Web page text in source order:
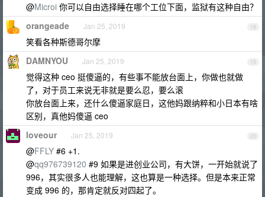
@Microi 你可以自由选择睡在哪个工位下面，监狱有这种自由？
18
orangeade Jan 25, 2019
笑看各种斯德哥尔摩
19
DAMNYOU Jan 25, 2019
觉得这种 ceo 挺傻逼的，有些事不能放台面上，你做也就做
了，对于员工来说无非就是要么忍，要么滚
你放台面上来，还什么傻逼家庭日，这他妈跟纳粹和小日本有啥
区别，真他妈傻逼 ceo
20
loveour Jan 25, 2019
@FFLY #6 +1.
@qq976739120 #9 如果是进创业公司，有大饼，一开始就说了
996，其实很多人也能理解，这也算是一种选择。但是本来正常
变成 996 的，那肯定就反对四起了。